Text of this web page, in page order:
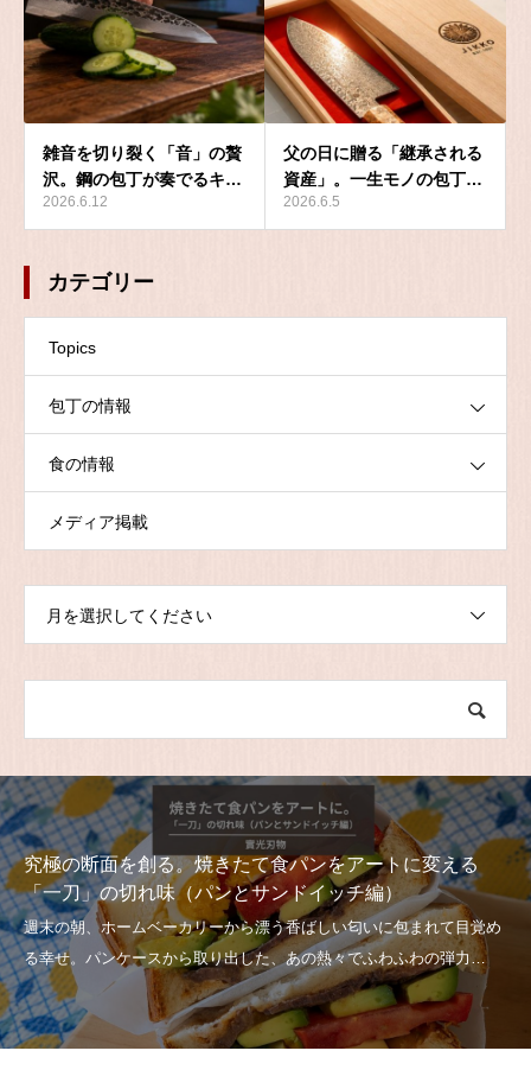
雑音を切り裂く「音」の贅
沢。鋼の包丁が奏でるキ…
2026.6.12
父の日に贈る「継承される
資産」。一生モノの包丁…
2026.6.5
カテゴリー
Topics
包丁の情報
食の情報
メディア掲載
月を選択してください
究極の断面を創る。焼きたて食パンをアートに変える
「一刀」の切れ味（パンとサンドイッチ編）